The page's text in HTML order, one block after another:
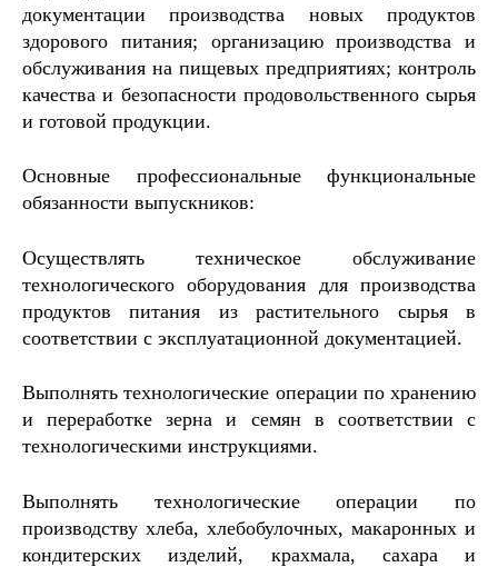
документации производства новых продуктов
здорового питания; организацию производства и
обслуживания на пищевых предприятиях; контроль
качества и безопасности продовольственного сырья
и готовой продукции.
Основные профессиональные функциональные
обязанности выпускников:
Осуществлять техническое обслуживание
технологического оборудования для производства
продуктов питания из растительного сырья в
соответствии с эксплуатационной документацией.
Выполнять технологические операции по хранению
и переработке зерна и семян в соответствии с
технологическими инструкциями.
Выполнять технологические операции по
производству хлеба, хлебобулочных, макаронных и
кондитерских изделий, крахмала, сахара и